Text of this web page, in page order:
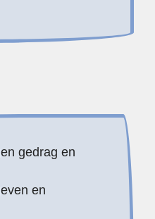
gedrag en
en